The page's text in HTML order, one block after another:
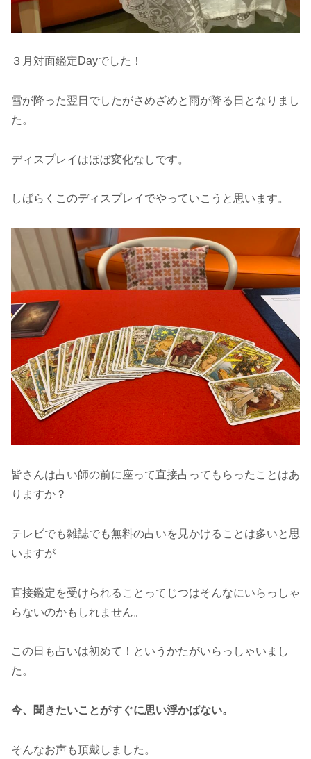
３月対面鑑定Dayでした！
雪が降った翌日でしたがさめざめと雨が降る日となりまし
た。
ディスプレイはほぼ変化なしです。
しばらくこのディスプレイでやっていこうと思います。
皆さんは占い師の前に座って直接占ってもらったことはあ
りますか？
テレビでも雑誌でも無料の占いを見かけることは多いと思
いますが
直接鑑定を受けられることってじつはそんなにいらっしゃ
らないのかもしれません。
この日も占いは初めて！というかたがいらっしゃいまし
た。
今、聞きたいことがすぐに思い浮かばない。
そんなお声も頂戴しました。